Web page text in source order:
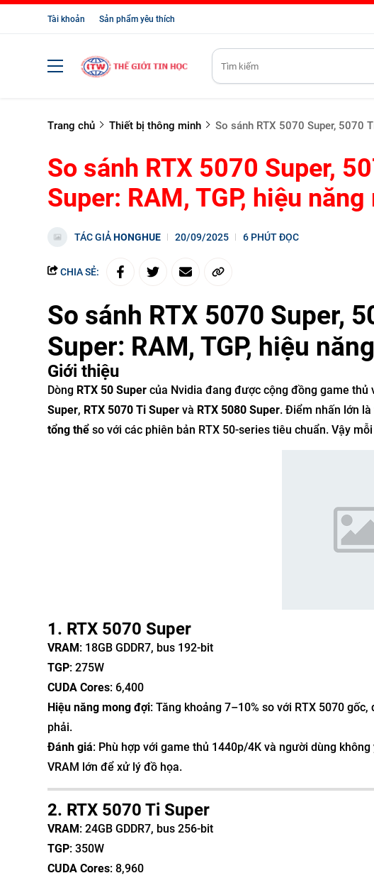
Tài khoản Sản phẩm yêu thích
Trang chủ Thiết bị thông minh So sánh RTX 5070 Super, 5070
So sánh RTX 5070 Super,
Super: RAM, TGP, hiệu
TÁC GIẢHONGHUE 20/09/2025 6 PHÚT ĐỌC
CHIA SẺ:
So sánh RTX 5070 Super,
Super: RAM, TGP, hiệu
Giới thiệu
Dòng RTX 50 Super của Nvidia đang được cộng đồng game
Super, RTX 5070 Ti Super và RTX 5080 Super. Điểm nhấn lớn là
tổng thể so với các phiên bản RTX 50-series tiêu chuẩn. Vậy
1. RTX 5070 Super
VRAM: 18GB GDDR7, bus 192-bit
TGP: 275W
CUDA Cores: 6,400
Hiệu năng mong đợi: Tăng khoảng 7–10% so với RTX 5070
phải.
Đánh giá: Phù hợp với game thủ 1440p/4K và người dùng
VRAM lớn để xử lý đồ họa.
2. RTX 5070 Ti Super
VRAM: 24GB GDDR7, bus 256-bit
TGP: 350W
CUDA Cores: 8,960